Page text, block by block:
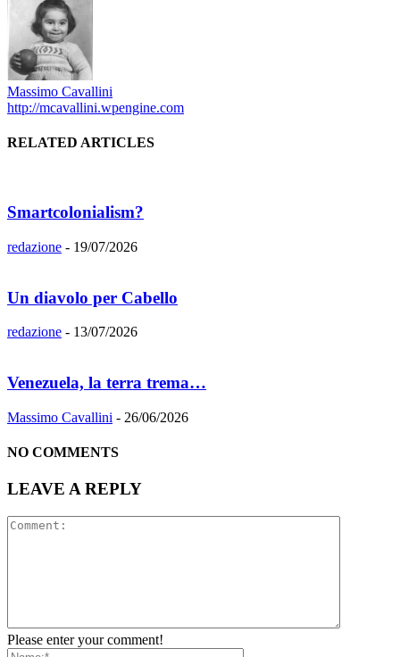
Massimo Cavallini
http://mcavallini.wpengine.com
RELATED ARTICLES
Smartcolonialism?
redazione - 19/07/2026
Un diavolo per Cabello
redazione - 13/07/2026
Venezuela, la terra trema…
Massimo Cavallini - 26/06/2026
NO COMMENTS
LEAVE A REPLY
Please enter your comment!